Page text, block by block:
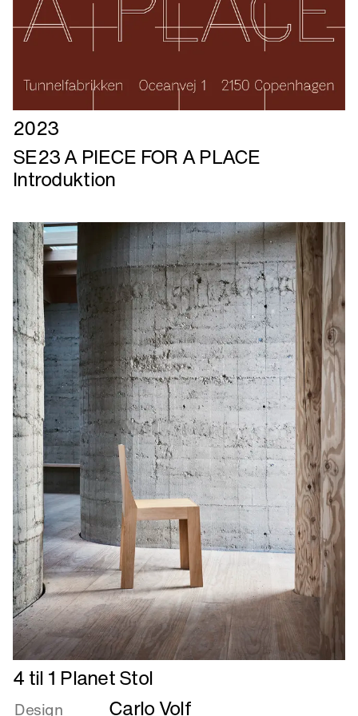
Læs
mere
om
SE23
PIECE
FOR
A
PLACE
Introduktion
2023
SE23 A PIECE FOR A PLACE
Introduktion
Læs
mere
4 til 1 Planet Stol